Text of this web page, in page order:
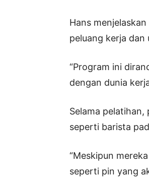
Hans
peluang kerja dan
“Program ini
dengan dunia
Selama
seperti barista
“Meskipun
seperti pin yang